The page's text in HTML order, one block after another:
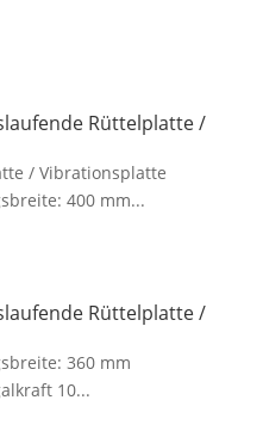
Rüttelplatte /
/ Vibrationsplatte
400 mm...
Rüttelplatte /
360 mm
10...